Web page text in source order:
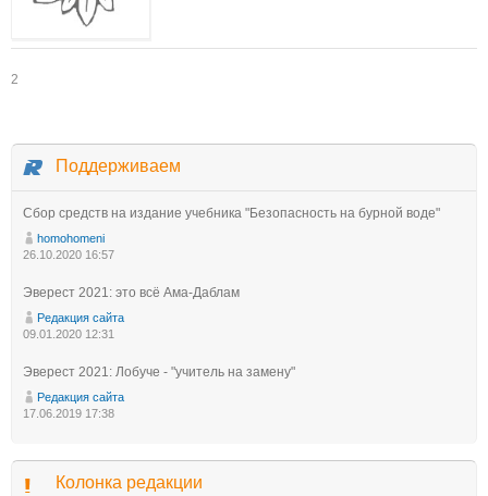
2
Поддерживаем
Сбор средств на издание учебника "Безопасность на бурной воде"
homohomeni
26.10.2020 16:57
Эверест 2021: это всё Ама-Даблам
Редакция сайта
09.01.2020 12:31
Эверест 2021: Лобуче - "учитель на замену"
Редакция сайта
17.06.2019 17:38
Колонка редакции